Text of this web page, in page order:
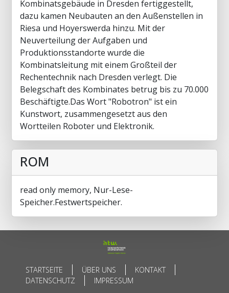
Kombinatsgebäude in Dresden fertiggestellt,
dazu kamen Neubauten an den Außenstellen in
Riesa und Hoyerswerda hinzu. Mit der
Neuverteilung der Aufgaben und
Produktionsstandorte wurde die
Kombinatsleitung mit einem Großteil der
Rechentechnik nach Dresden verlegt. Die
Belegschaft des Kombinates betrug bis zu 70.000
Beschäftigte.Das Wort "Robotron" ist ein
Kunstwort, zusammengesetzt aus den
Wortteilen Roboter und Elektronik.
ROM
read only memory, Nur-Lese-
Speicher.Festwertspeicher.
STARTSEITE ÜBER UNS
KONTAKT
DATENSCHUTZ
IMPRESSUM